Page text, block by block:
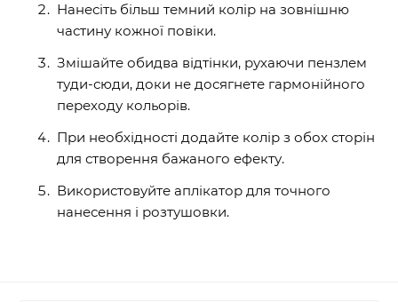
Нанесіть більш темний колір на зовнішню
частину кожної повіки.
Змішайте обидва відтінки, рухаючи пензлем
туди-сюди, доки не досягнете гармонійного
переходу кольорів.
При необхідності додайте колір з обох сторін
для створення бажаного ефекту.
Використовуйте аплікатор для точного
нанесення і розтушовки.